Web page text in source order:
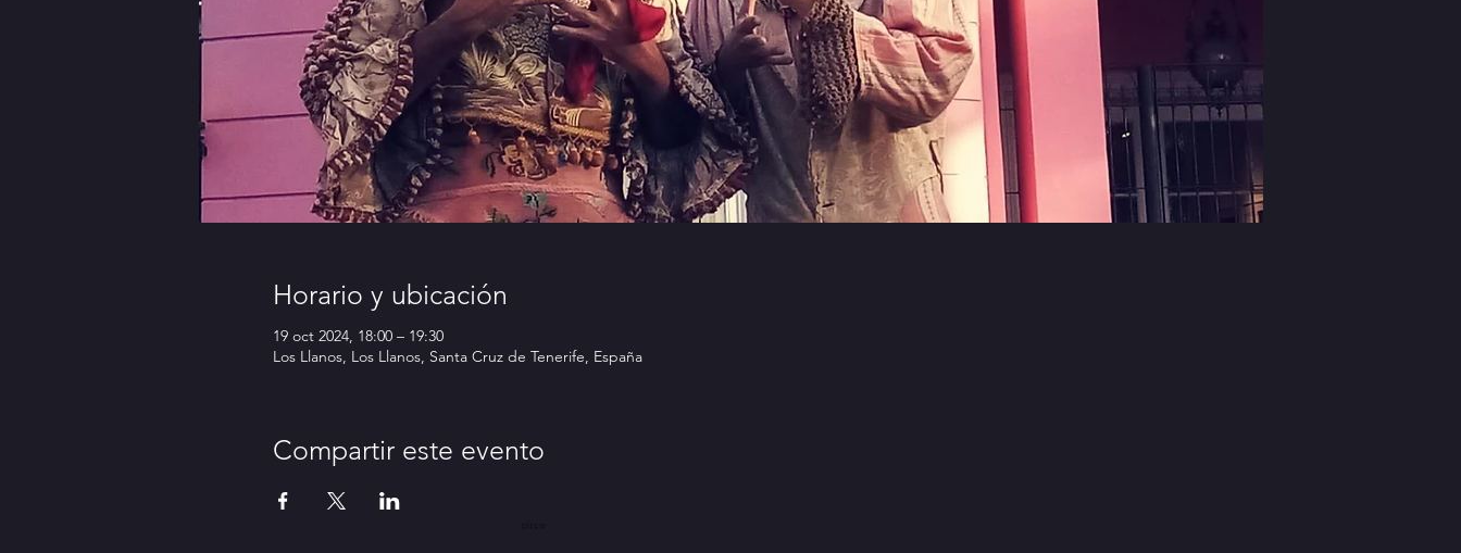
Horario y ubicación
19 oct 2024, 18:00 – 19:30
Los Llanos, Los Llanos, Santa Cruz de Tenerife, España
Compartir este evento